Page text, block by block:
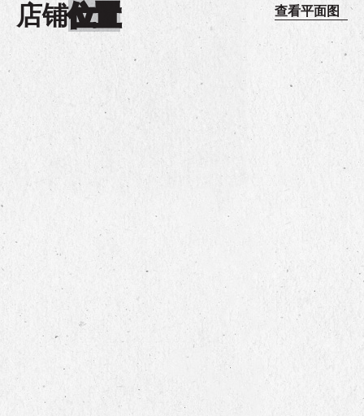
店铺位置 查看平面图